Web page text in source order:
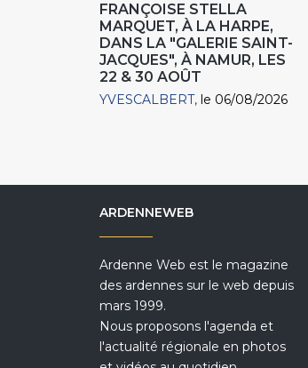
FRANÇOISE STELLA
MARQUET, À LA HARPE,
DANS LA "GALERIE SAINT-
JACQUES", À NAMUR, LES
22 & 30 AOÛT
YVESCALBERT le 06/08/2026
ARDENNEWEB
Ardenne Web est le magazine
des ardennes sur le web depuis
mars 1999.
Nous proposons l'agenda et
l'actualité régionale en photos